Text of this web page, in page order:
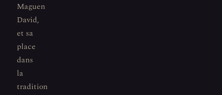
Maguen
David,
et sa
place
dans
la
tradition